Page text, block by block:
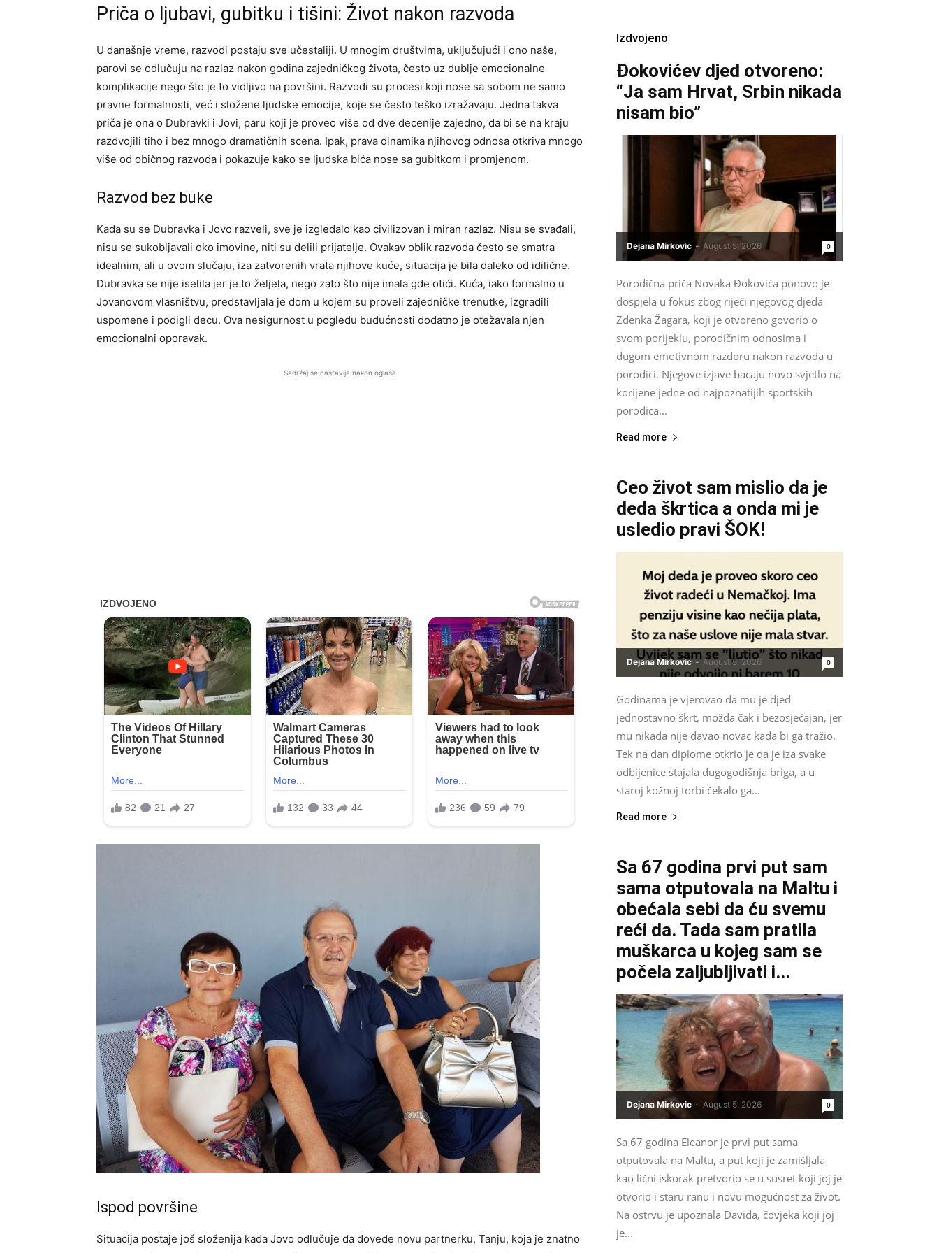
Priča o ljubavi, gubitku i tišini: Život nakon razvoda
U današnje vreme, razvodi postaju sve učestaliji. U mnogim društvima, uključujući i ono naše,
parovi se odlučuju na razlaz nakon godina zajedničkog života, često uz dublje emocionalne
komplikacije nego što je to vidljivo na površini. Razvodi su procesi koji nose sa sobom ne samo
pravne formalnosti, već i složene ljudske emocije, koje se često teško izražavaju. Jedna takva
priča je ona o Dubravki i Jovi, paru koji je proveo više od dve decenije zajedno, da bi se na kraju
razdvojili tiho i bez mnogo dramatičnih scena. Ipak, prava dinamika njihovog odnosa otkriva mnogo
više od običnog razvoda i pokazuje kako se ljudska bića nose sa gubitkom i promjenom.
Razvod bez buke
Kada su se Dubravka i Jovo razveli, sve je izgledalo kao civilizovan i miran razlaz. Nisu se svađali,
nisu se sukobljavali oko imovine, niti su delili prijatelje. Ovakav oblik razvoda često se smatra
idealnim, ali u ovom slučaju, iza zatvorenih vrata njihove kuće, situacija je bila daleko od idilične.
Dubravka se nije iselila jer je to željela, nego zato što nije imala gde otići. Kuća, iako formalno u
Jovanovom vlasništvu, predstavljala je dom u kojem su proveli zajedničke trenutke, izgradili
uspomene i podigli decu. Ova nesigurnost u pogledu budućnosti dodatno je otežavala njen
emocionalni oporavak.
Sadržaj se nastavlja nakon oglasa
Ispod površine
Situacija postaje još složenija kada Jovo odlučuje da dovede novu partnerku, Tanju, koja je znatno
Izdvojeno
Đokovićev djed otvoreno:
“Ja sam Hrvat, Srbin nikada
nisam bio”
Dejana Mirkovic - August 5, 2026 0
Porodična priča Novaka Đokovića ponovo je
dospjela u fokus zbog riječi njegovog djeda
Zdenka Žagara, koji je otvoreno govorio o
svom porijeklu, porodičnim odnosima i
dugom emotivnom razdoru nakon razvoda u
porodici. Njegove izjave bacaju novo svjetlo na
korijene jedne od najpoznatijih sportskih
porodica...
Read more
Ceo život sam mislio da je
deda škrtica a onda mi je
usledio pravi ŠOK!
Dejana Mirkovic - August 5, 2026 0
Godinama je vjerovao da mu je djed
jednostavno škrt, možda čak i bezosjećajan, jer
mu nikada nije davao novac kada bi ga tražio.
Tek na dan diplome otkrio je da je iza svake
odbijenice stajala dugogodišnja briga, a u
staroj kožnoj torbi čekalo ga...
Read more
Sa 67 godina prvi put sam
sama otputovala na Maltu i
obećala sebi da ću svemu
reći da. Tada sam pratila
muškarca u kojeg sam se
počela zaljubljivati i...
Dejana Mirkovic - August 5, 2026 0
Sa 67 godina Eleanor je prvi put sama
otputovala na Maltu, a put koji je zamišljala
kao lični iskorak pretvorio se u susret koji joj je
otvorio i staru ranu i novu mogućnost za život.
Na ostrvu je upoznala Davida, čovjeka koji joj
je...